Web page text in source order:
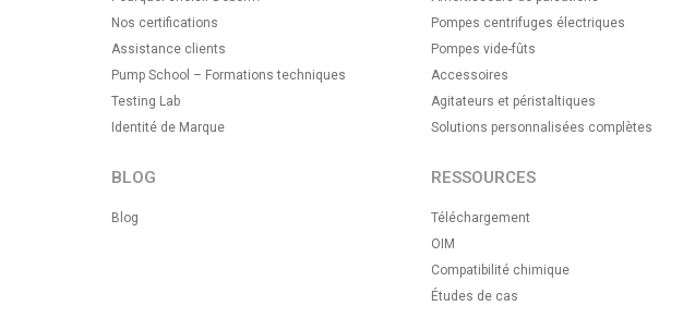
Nos certifications
Assistance clients
Pump School – Formations techniques
Testing Lab
Identité de Marque
BLOG
Blog
Pompes centrifuges électriques
Pompes vide-fûts
Accessoires
Agitateurs et péristaltiques
Solutions personnalisées complètes
RESSOURCES
Téléchargement
OIM
Compatibilité chimique
Études de cas